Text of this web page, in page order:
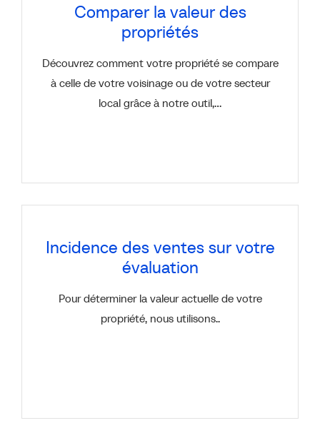
Comparer la valeur des
propriétés
Découvrez comment votre propriété se compare
à celle de votre voisinage ou de votre secteur
local grâce à notre outil,…
Incidence des ventes sur votre
évaluation
Pour déterminer la valeur actuelle de votre
propriété, nous utilisons..